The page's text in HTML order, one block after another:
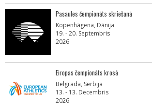
Pasaules čempionāts skriešanā
Kopenhāgena, Dānija
19. - 20. Septembris
2026
Eiropas čempionāts krosā
Belgrada, Serbija
13. - 13. Decembris
2026